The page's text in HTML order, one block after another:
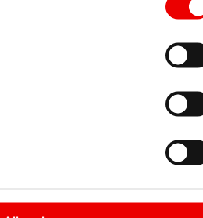
von tiko Energy Solutions in Zürich
Stefan Dörig (Bildmitte) im